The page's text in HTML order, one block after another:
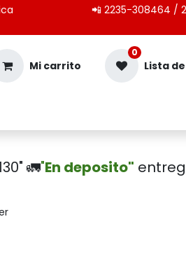
de fábrica 📲 2235-308464 /
Mi carrito
0
Lista
🚛"En deposito"